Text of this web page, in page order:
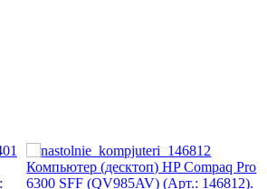
Компьютер (десктоп) HP Compaq Pro
6300 SFF (QV985AV) (Арт.: 146812).